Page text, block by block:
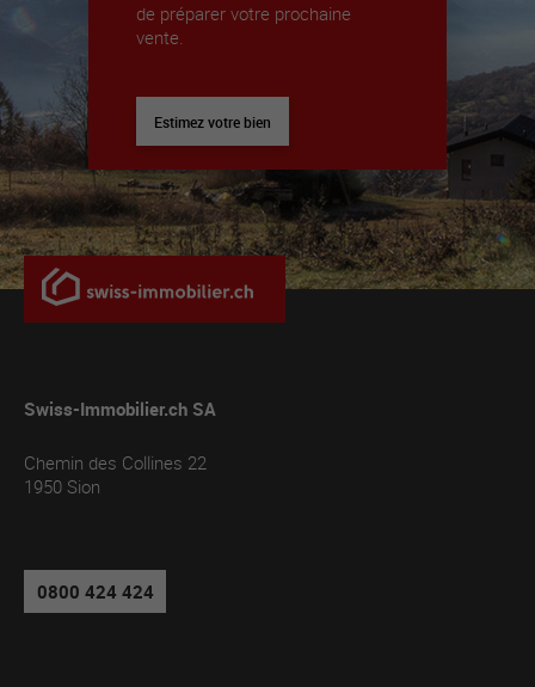
de préparer votre prochaine
vente.
Estimez votre bien
Swiss-Immobilier.ch SA
Chemin des Collines 22
1950 Sion
0800 424 424